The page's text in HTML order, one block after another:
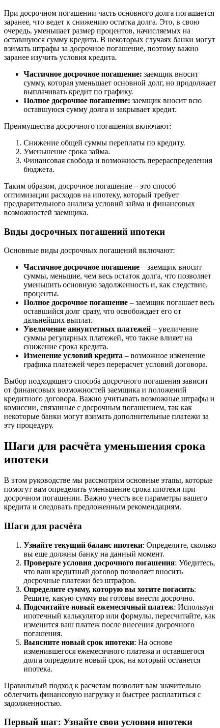
При досрочном погашении часть основного долга погашается
заранее, что ведет к снижению остатка долга. Это, в свою
очередь, уменьшает размер процентов, начисляемых на
оставшуюся сумму кредита. В некоторых случаях банки могут
взимать штрафы за досрочное погашение, поэтому важно
заранее изучить условия кредита.
Частичное досрочное погашение: заемщик вносит
сумму, которая уменьшает основной долг, но продолжает
выплачивать кредит по графику.
Полное досрочное погашение: заемщик вносит всю
оставшуюся сумму долга и закрывает кредит.
Преимущества досрочного погашения включают:
Снижение общей суммы переплаты по кредиту.
Уменьшение срока займа.
Финансовая свобода и возможность перераспределения
бюджета.
Таким образом, досрочное погашение – это способ
оптимизации расходов на ипотеку, который требует
предварительного анализа условий займа и финансовых
возможностей заемщика.
Виды досрочных погашений ипотеки
Основные виды досрочных погашений включают:
Частичное досрочное погашение – заемщик вносит
суммы, меньшие, чем весь остаток долга, что позволяет
уменьшить основную задолженность и, как следствие,
проценты.
Полное досрочное погашение – заемщик погашает весь
оставшийся долг сразу, что освобождает его от
дальнейших выплат.
Увеличение аннуитетных платежей – увеличение
суммы регулярных платежей, что также влияет на
снижение срока кредита.
Изменение условий кредита – возможное изменение
графика платежей через перерасчет условий договора.
Выбор подходящего способа досрочного погашения зависит
от финансовых возможностей заемщика и положений
кредитного договора. Важно учитывать возможные штрафы и
комиссии, связанные с досрочным погашением, так как
некоторые банки могут взимать дополнительные платежи за
эту процедуру.
Шаги для расчёта уменьшения срока
ипотеки
В этом руководстве мы рассмотрим основные этапы, которые
помогут вам определить уменьшение срока ипотеки при
досрочном погашении. Важно учесть все параметры вашего
кредита и следовать предложенным рекомендациям.
Шаги для расчёта
Узнайте текущий баланс ипотеки: Определите, сколько
вы еще должны банку на данный момент.
Проверьте условия досрочного погашения: Убедитесь,
что ваш кредитный договор позволяет вносить
досрочные платежи без штрафов.
Определите сумму, которую вы хотите погасить:
Решите, какую сумму вы готовы внести досрочно.
Подсчитайте новый ежемесячный платеж: Используя
ипотечный калькулятор или формулы, пересчитайте, как
изменится ваш платеж после внесения досрочного
погашения.
Выясните новый срок ипотеки: На основе
изменившегося ежемесячного платежа и оставшегося
долга определите новый срок, на который останется
ипотека.
Правильный подход к расчетам позволит вам значительно
облегчить финансовую нагрузку и быстрее расплатиться с
задолженностью.
Первый шаг: Узнайте свои условия ипотеки